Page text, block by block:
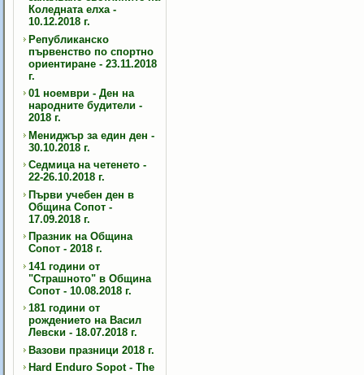
Коледната елха -
10.12.2018 г.
Републиканско
първенство по спортно
ориентиране - 23.11.2018
г.
01 ноември - Ден на
народните будители -
2018 г.
Мениджър за един ден -
30.10.2018 г.
Седмица на четенето -
22-26.10.2018 г.
Първи учебен ден в
Община Сопот -
17.09.2018 г.
Празник на Община
Сопот - 2018 г.
141 години от
"Страшното" в Община
Сопот - 10.08.2018 г.
181 години от
рождението на Васил
Левски - 18.07.2018 г.
Вазови празници 2018 г.
Hard Enduro Sopot - The